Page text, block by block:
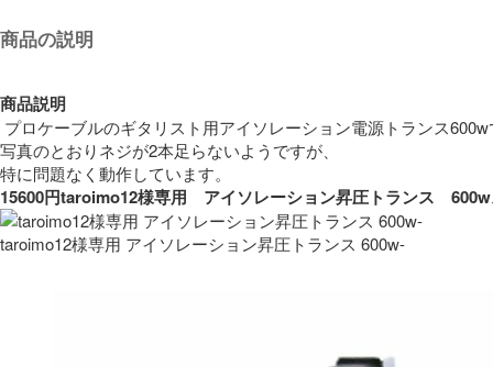
商品の説明
商品説明
プロケーブルのギタリスト用アイソレーション電源トランス
写真のとおりネジが2本足らないようですが、
15600円taroimo12様専用　アイソレーション昇圧トランス　
taroimo12様専用 アイソレーション昇圧トランス 600w-